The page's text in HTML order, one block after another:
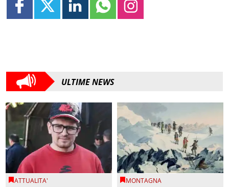
ULTIME NEWS
ATTUALITA' MONTAGNA